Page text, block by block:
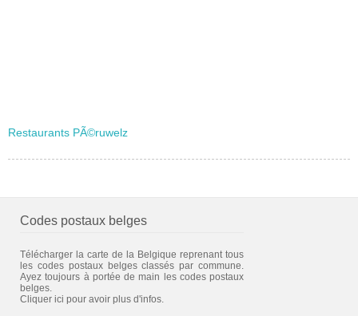
Restaurants PÃ©ruwelz
Codes postaux belges
Télécharger la carte de la Belgique reprenant tous
les codes postaux belges classés par commune.
Ayez toujours à portée de main les codes postaux
belges.
Cliquer ici pour avoir plus d'infos.